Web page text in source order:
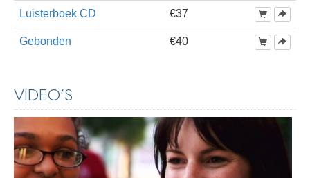
Luisterboek CD €37
Gebonden €40
VIDEO’S